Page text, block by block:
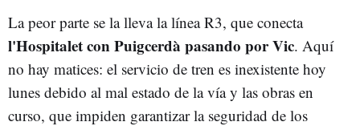
La peor parte se la lleva la línea R3, que conecta
l'Hospitalet con Puigcerdà pasando por Vic. Aquí
no hay matices: el servicio de tren es inexistente hoy
lunes debido al mal estado de la vía y las obras en
curso, que impiden garantizar la seguridad de los